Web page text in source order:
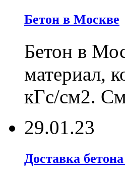
Бетон в Москве
Бетон в
материал,
кГс/см2.
29.01.23
Доставка